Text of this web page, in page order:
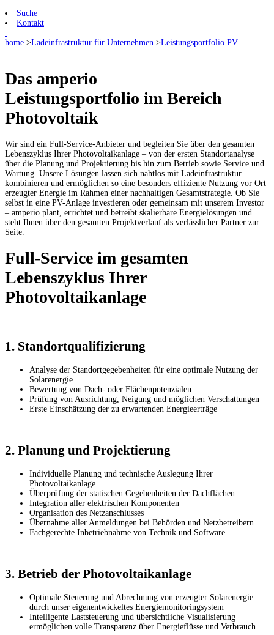
Suche
Kontakt
home >Ladeinfrastruktur für Unternehmen >Leistungsportfolio PV
Das amperio
Leistungsportfolio im Bereich
Photovoltaik
Wir sind ein Full-Service-Anbieter und begleiten Sie über den gesamten
Lebenszyklus Ihrer Photovoltaikanlage – von der ersten Standortanalyse
über die Planung und Projektierung bis hin zum Betrieb sowie Service und
Wartung. Unsere Lösungen lassen sich nahtlos mit Ladeinfrastruktur
kombinieren und ermöglichen so eine besonders effiziente Nutzung vor Ort
erzeugter Energie im Rahmen einer nachhaltigen Gesamtstrategie. Ob Sie
selbst in eine PV-Anlage investieren oder gemeinsam mit unserem Investor
– amperio plant, errichtet und betreibt skalierbare Energielösungen und
steht Ihnen über den gesamten Projektverlauf als verlässlicher Partner zur
Seite.
Full-Service im gesamten
Lebenszyklus Ihrer
Photovoltaikanlage
1. Standortqualifizierung
Analyse der Standortgegebenheiten für eine optimale Nutzung der
Solarenergie
Bewertung von Dach- oder Flächenpotenzialen
Prüfung von Ausrichtung, Neigung und möglichen Verschattungen
Erste Einschätzung der zu erwartenden Energieerträge
2. Planung und Projektierung
Individuelle Planung und technische Auslegung Ihrer
Photovoltaikanlage
Überprüfung der statischen Gegebenheiten der Dachflächen
Integration aller elektrischen Komponenten
Organisation des Netzanschlusses
Übernahme aller Anmeldungen bei Behörden und Netzbetreibern
Fachgerechte Inbetriebnahme von Technik und Software
3. Betrieb der Photovoltaikanlage
Optimale Steuerung und Abrechnung von erzeugter Solarenergie
durch unser eigenentwickeltes Energiemonitoringsystem
Intelligente Laststeuerung und übersichtliche Visualisierung
ermöglichen volle Transparenz über Energieflüsse und Verbrauch